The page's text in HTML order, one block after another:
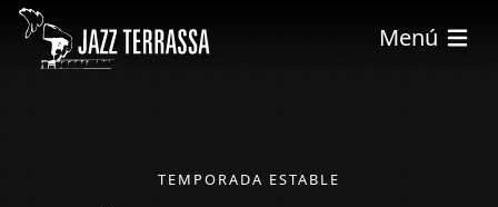
Vés al contingut
Menú
TEMPORADA ESTABLE